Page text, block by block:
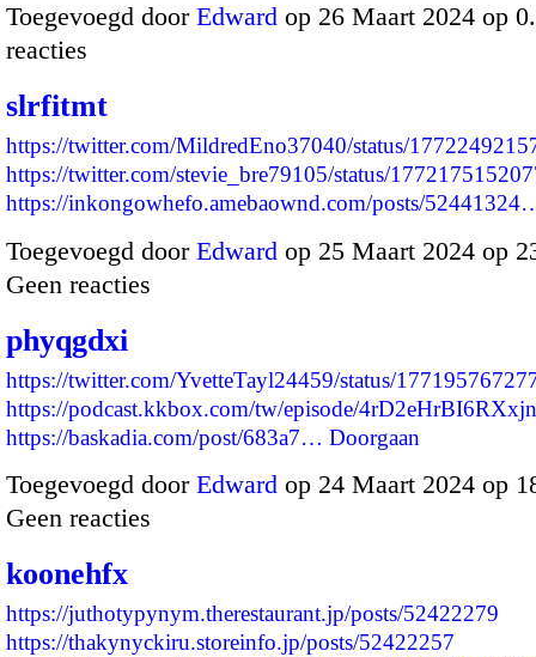
Toegevoegd door Edward op 26 Maart 2024 op
reacties
slrfitmt
https://twitter.com/MildredEno37040/status/
https://twitter.com/stevie_bre79105/status/
https://inkongowhefo.amebaownd.com/posts/
Toegevoegd door Edward op 25 Maart 2024 op
Geen reacties
phyqgdxi
https://twitter.com/YvetteTayl24459/status/
https://podcast.kkbox.com/tw/episode/
https://baskadia.com/post/683a7… Doorgaan
Toegevoegd door Edward op 24 Maart 2024 op
Geen reacties
koonehfx
https://juthotypynym.therestaurant.jp/posts/52422279
https://thakynyckiru.storeinfo.jp/posts/52422257